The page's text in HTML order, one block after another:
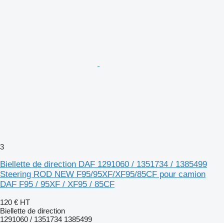
3
Biellette de direction DAF 1291060 / 1351734 / 1385499
Steering ROD NEW F95/95XF/XF95/85CF pour camion
DAF F95 / 95XF / XF95 / 85CF
120 € HT
Biellette de direction
1291060 / 1351734 1385499